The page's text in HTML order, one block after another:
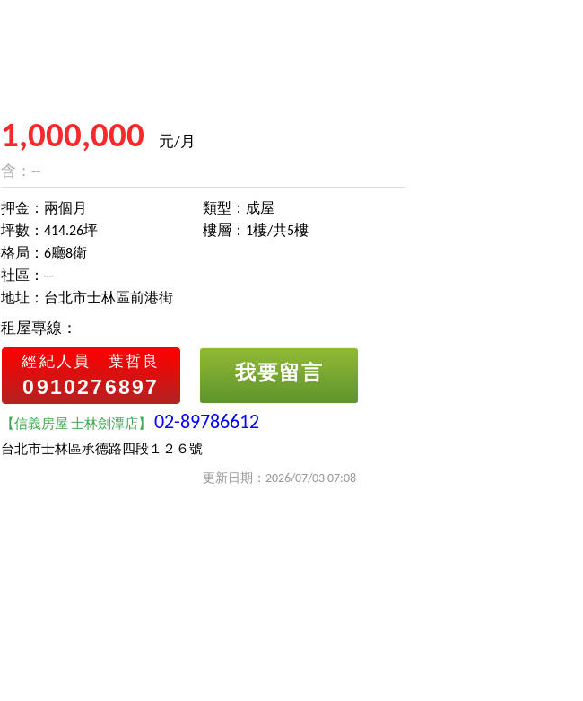
1,000,000
元/月
含：--
押金：兩個月
坪數：414.26坪
類型：成屋
樓層：1樓/共5樓
格局：6廳8衛
社區：--
地址：台北市士林區前港街
租屋專線：
經紀人員 葉哲良
0910276897
我要留言
【信義房屋 士林劍潭店】02-89786612
台北市士林區承德路四段１２６號
更新日期：2026/07/03 07:08